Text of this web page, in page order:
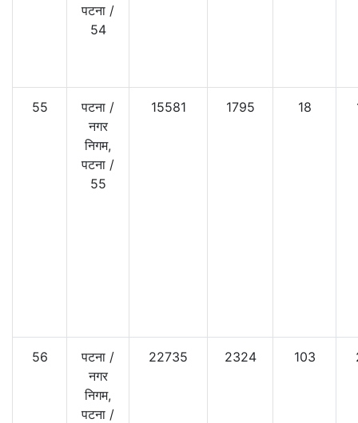
पटना /
54
55 पटना /
नगर
निगम,
पटना /
55
15581 1795 18
56 पटना /
नगर
निगम,
पटना /
22735 2324 103